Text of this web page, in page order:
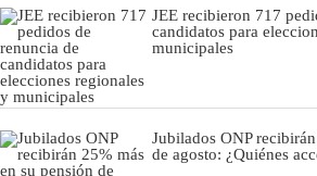
JEE recibieron 717
candidatos para
municipales
Jubilados ONP
de agosto: ¿Quiénes